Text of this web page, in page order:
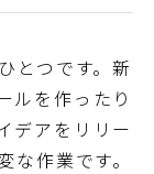
とつです。新
ルを作ったり
デアをリリー
作業です。